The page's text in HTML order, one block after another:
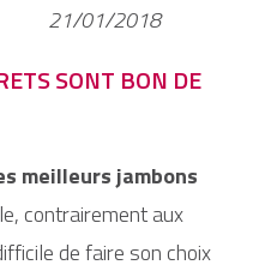
21/01/2018
SONT BON DE
meilleurs jambons
contrairement aux
de faire son choix